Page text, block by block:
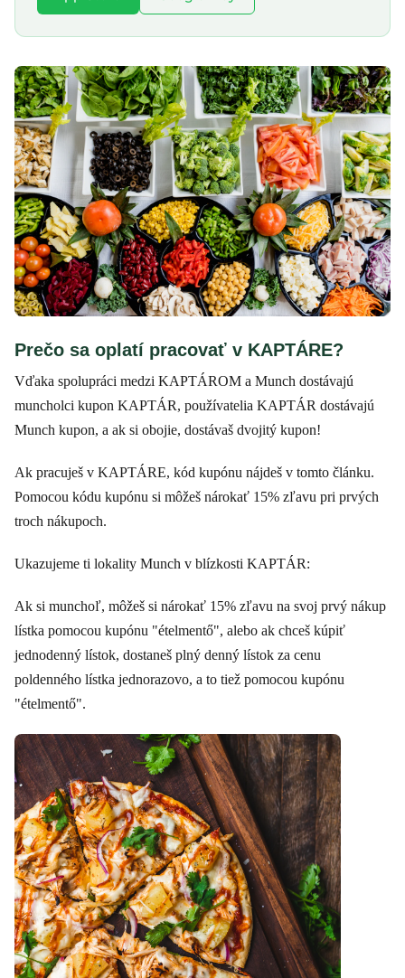
Prečo sa oplatí pracovať v KAPTÁRE?
Vďaka spolupráci medzi KAPTÁROM a Munch dostávajú
muncholci kupon KAPTÁR, používatelia KAPTÁR dostávajú
Munch kupon, a ak si obojie, dostávaš dvojitý kupon!
Ak pracuješ v KAPTÁRE, kód kupónu nájdeš v tomto článku.
Pomocou kódu kupónu si môžeš nárokať 15% zľavu pri prvých
troch nákupoch.
Ukazujeme ti lokality Munch v blízkosti KAPTÁR:
Ak si munchoľ, môžeš si nárokať 15% zľavu na svoj prvý nákup
lístka pomocou kupónu "ételmentő", alebo ak chceš kúpiť
jednodenný lístok, dostaneš plný denný lístok za cenu
poldenného lístka jednorazovo, a to tiež pomocou kupónu
"ételmentő".